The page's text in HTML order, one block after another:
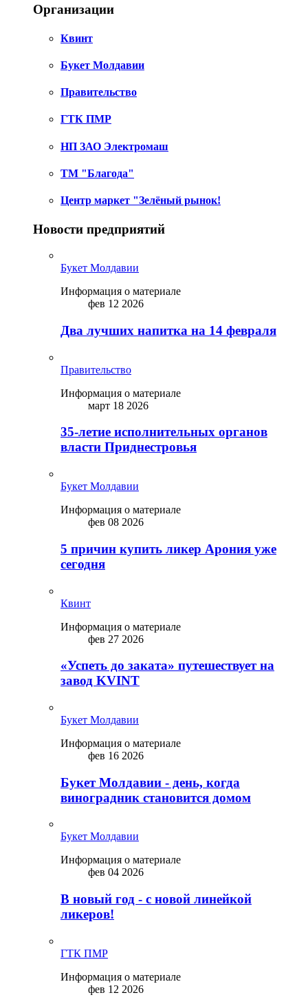
Организации
Квинт
Букет Молдавии
Правительство
ГТК ПМР
НП ЗАО Электромаш
ТМ "Благода"
Центр маркет "Зелёный рынок!
Новости предприятий
Букет Молдавии
Информация о материале
фев 12 2026
Два лучших напитка на 14 февраля
Правительство
Информация о материале
март 18 2026
35-летие исполнительных органов
власти Приднестровья
Букет Молдавии
Информация о материале
фев 08 2026
5 причин купить ликep Арония уже
сегодня
Квинт
Информация о материале
фев 27 2026
«Успеть до заката» путешествует на
завод KVINT
Букет Молдавии
Информация о материале
фев 16 2026
Букет Молдавии - день, когда
виноградник становится домом
Букет Молдавии
Информация о материале
фев 04 2026
В новый год - с новой линейкой
ликepoв!
ГТК ПМР
Информация о материале
фев 12 2026